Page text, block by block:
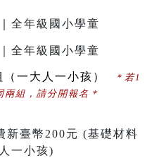
全年級國小學童
全年級國小學童
一大人一小孩）
＊若1
組，請分開報名＊
新臺幣200元 (基礎材料
一小孩)